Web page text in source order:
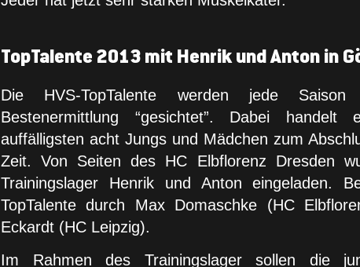
TopTalente 2013 mit Henrik und Anton in
Die HVS-TopTalente werden jede
Bestenermittlung “gesichtet”. Dabei
auffälligsten acht Jungs und Mädchen zum
Zeit. Von Seiten des HC Elbflorenz Dresden
Trainingslager Henrik und Anton eingeladen.
TopTalente durch Max Domaschke (HC
Eckardt (HC Leipzig).
Im Rahmen des Trainingslager sollen die